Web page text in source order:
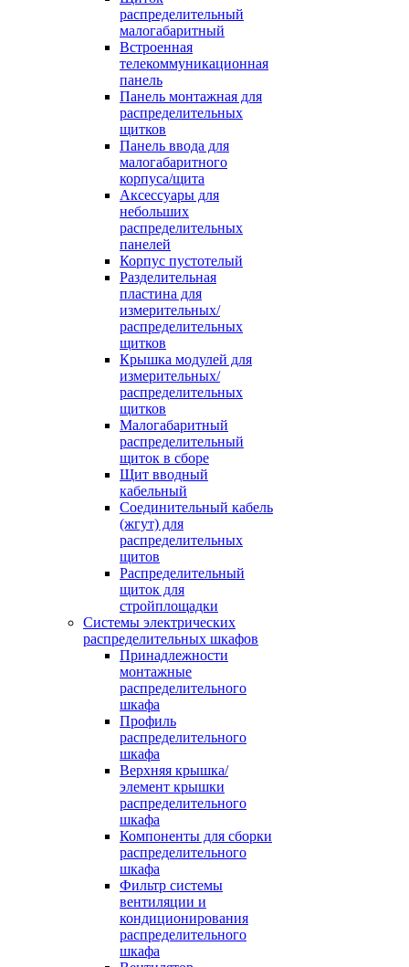
распределительный
малогабаритный
Встроенная
телекоммуникационная
панель
Панель монтажная для
распределительных
щитков
Панель ввода для
малогабаритного
корпуса/щита
Аксессуары для
небольших
распределительных
панелей
Корпус пустотелый
Разделительная
пластина для
измерительных/
распределительных
щитков
Крышка модулей для
измерительных/
распределительных
щитков
Малогабаритный
распределительный
щиток в сборе
Щит вводный
кабельный
Соединительный кабель
(жгут) для
распределительных
щитов
Распределительный
щиток для
стройплощадки
Системы электрических
распределительных шкафов
Принадлежности
монтажные
распределительного
шкафа
Профиль
распределительного
шкафа
Верхняя крышка/
элемент крышки
распределительного
шкафа
Компоненты для сборки
распределительного
шкафа
Фильтр системы
вентиляции и
кондиционирования
распределительного
шкафа